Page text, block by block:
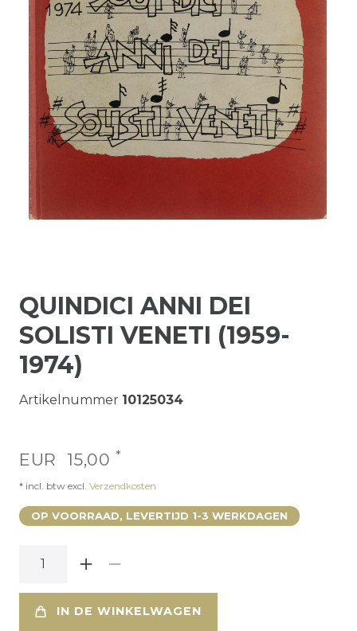
QUINDICI ANNI DEI
SOLISTI VENETI (1959-
1974)
Artikelnummer 10125034
EUR 15,00 *
* incl. btw excl. Verzendkosten
OP VOORRAAD, LEVERTIJD 1-3 WERKDAGEN
IN DE WINKELWAGEN